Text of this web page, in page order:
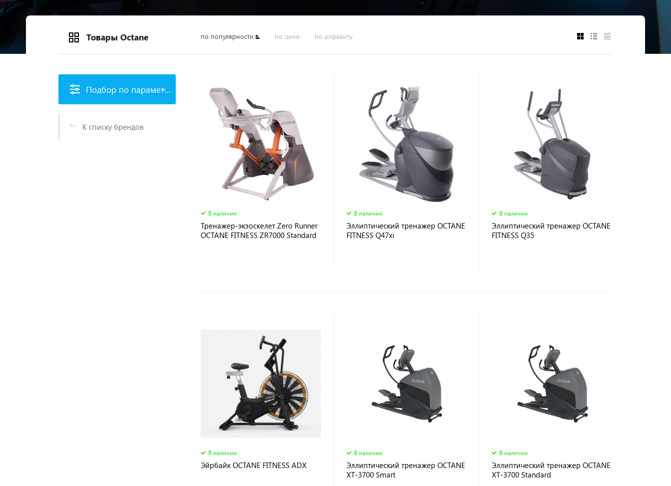
Товары Octane по популярности по цене по алфавиту
Подбор по параметрам
К списку брендов
В наличии
Тренажер-экзоскелет Zero Runner
OCTANE FITNESS ZR7000 Standard
В наличии
Эллиптический тренажер OCTANE
FITNESS Q47xi
В наличии
Эллиптический тренажер OCTANE
FITNESS Q35
В наличии
Эйрбайк OCTANE FITNESS ADX
В наличии
Эллиптический тренажер OCTANE
XT-3700 Smart
В наличии
Эллиптический тренажер OCTANE
XT-3700 Standard